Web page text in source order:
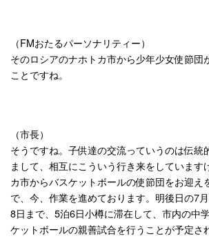
（FMおたるパーソナリティー）
そのロシアのナホトカ市から少年少女使節団
ことですね。
（市長）
そうですね。子供達の交流っていうのは伝統
まして、相互にこういう行き来をしています
カ市からバスケットボールの使節団をお迎え
で、今、作業を進めております。明後日の7
8日まで、5泊6日小樽に滞在して、市内の中
ケットボールの親善試合を行うことが予定さ